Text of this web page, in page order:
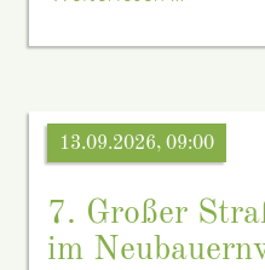
7. Großer
im
13.09.2026, 09:00